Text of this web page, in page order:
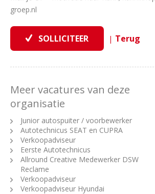
groep.nl
|
Meer vacatures van deze
organisatie
Junior autospuiter / voorbewerker
Autotechnicus SEAT en CUPRA
Verkoopadviseur
Eerste Autotechnicus
Allround Creative Medewerker DSW
Reclame
Verkoopadviseur
Verkoopadviseur Hyundai